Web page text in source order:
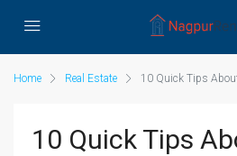
Home Real Estate 10 Quick Tips
10 Quick Tips